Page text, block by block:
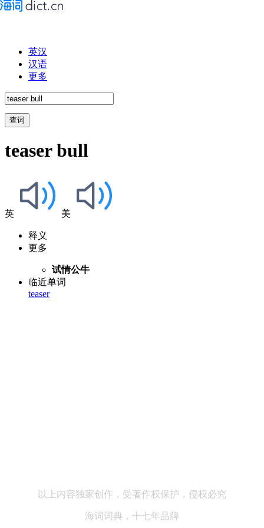
英汉
汉语
更多
teaser bull
英 美
释义
更多
试情公牛
临近单词
teaser
以上内容独家创作，受著作权保护，侵权必究
海词词典，十七年品牌